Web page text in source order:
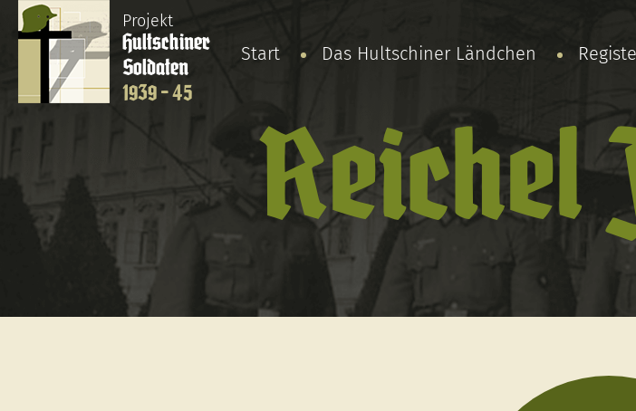
Projekt
Hultschiner
Soldaten
1939 - 45
Start Das Hultschiner Ländchen
Reichel